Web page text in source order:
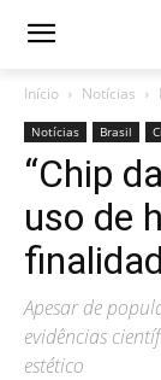
Início Notícias
Notícias Brasil
“Chip
uso de
Apesar de
evidências
estético